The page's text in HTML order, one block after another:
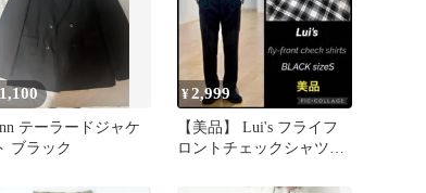
テーラードジャケ
ブラック
¥2,999
【美品】 Lui's フライフ
ロントチェックシャツ